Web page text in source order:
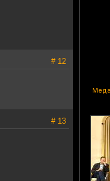
# 12
# 13